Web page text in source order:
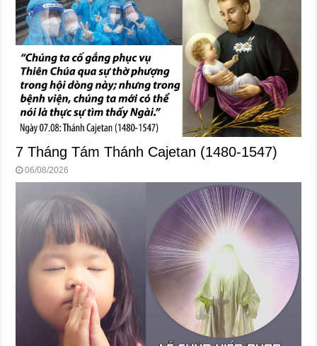
7 Tháng Tám Thánh Cajetan (1480-1547)
06/08/2026